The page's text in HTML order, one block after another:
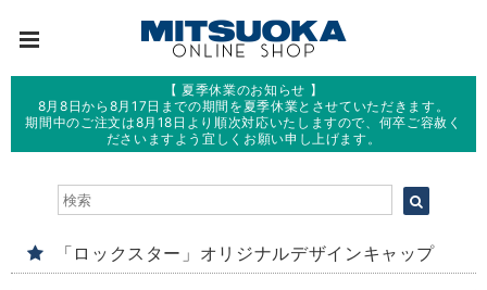
【 夏季休業のお知らせ 】
8月8日から8月17日までの期間を夏季休業とさせていただきます。
期間中のご注文は8月18日より順次対応いたしますので、何卒ご容赦く
ださいますよう宜しくお願い申し上げます。
「ロックスター」オリジナルデザインキャップ